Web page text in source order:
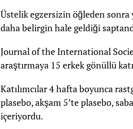
Üstelik egzersizin öğleden sonra
daha belirgin hale geldiği
Journal of the International
araştırmaya 15 erkek gönüllü
Katılımcılar 4 hafta boyunca
plasebo, akşam 5’te plasebo,
içeriyordu.